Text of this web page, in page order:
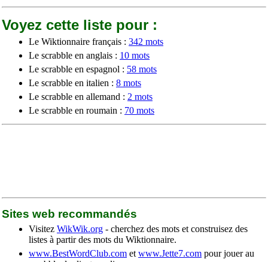
Voyez cette liste pour :
Le Wiktionnaire français : 342 mots
Le scrabble en anglais : 10 mots
Le scrabble en espagnol : 58 mots
Le scrabble en italien : 8 mots
Le scrabble en allemand : 2 mots
Le scrabble en roumain : 70 mots
Sites web recommandés
Visitez WikWik.org - cherchez des mots et construisez des
listes à partir des mots du Wiktionnaire.
www.BestWordClub.com et www.Jette7.com pour jouer au